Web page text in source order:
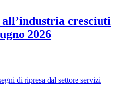
cresciuti
2026
di ripresa dal settore servizi